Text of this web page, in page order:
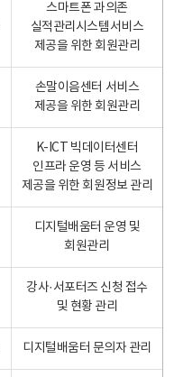
스마트폰 과의존
실적관리시스템서비스
제공을 위한 회원관리
손말이음센터 서비스
제공을 위한 회원관리
K-ICT 빅데이터센터
인프라 운영 등 서비스
제공을 위한 회원정보 관리
디지털배움터 운영 및
회원관리
강사·서포터즈 신청 접수
및 현황 관리
디지털배움터 문의자 관리